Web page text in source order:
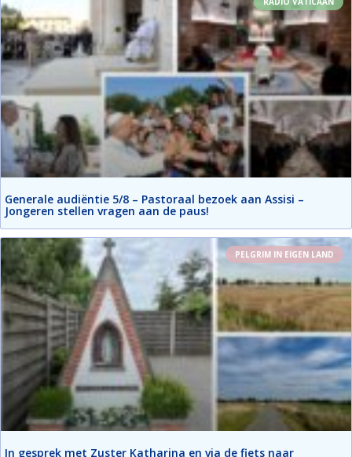
Generale audiëntie 5/8 – Pastoraal bezoek aan Assisi –
Jongeren stellen vragen aan de paus!
PELGRIM IN EIGEN LAND
In gesprek met Zuster Katharina en via de fiets naar